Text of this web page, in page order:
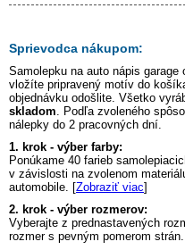
Sprievodca nákupom:
Samolepku na auto nápis garage
vložíte pripravený motív do
objednávku odošlite. Všetko
skladom . Podľa zvoleného
nálepky do 2 pracovných dní.
1. krok - výber farby:
Ponúkame 40 farieb
v závislosti na zvolenom
automobile. [Zobraziť viac]
2. krok - výber rozmerov:
Vyberajte z prednastavených
rozmer s pevným pomerom